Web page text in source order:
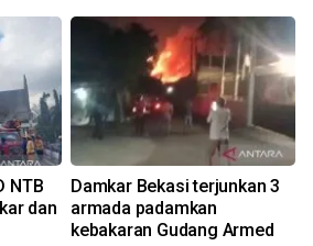
NTB
dan
Damkar Bekasi terjunkan 3
armada padamkan
kebakaran Gudang Armed